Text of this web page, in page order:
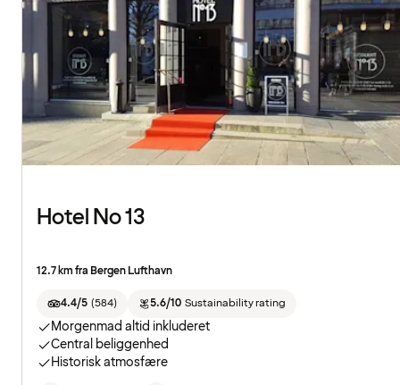
Hotel No 13
12.7 km fra Bergen Lufthavn
4.4/5 (584) 5.6/10 Sustainability rating
Morgenmad altid inkluderet
Central beliggenhed
Historisk atmosfære